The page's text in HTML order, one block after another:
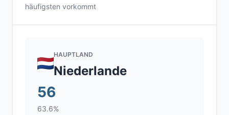
häufigsten vorkommt
HAUPTLAND
Niederlande
56
63.6%